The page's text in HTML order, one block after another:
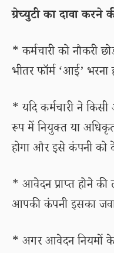
ग्रेच्युटी का दावा करने
* कर्मचारी को नौकरी
भीतर फॉर्म ‘आई’ भरना
* यदि कर्मचारी ने
रूप में नियुक्त या
होगा और इसे कंपनी को
* आवेदन प्राप्त होने की
आपकी कंपनी इसका
* अगर आवेदन नियमों